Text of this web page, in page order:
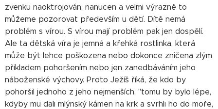
zvenku naoktrojován, nanucen a velmi výrazně to
můžeme pozorovat především u dětí. Dítě nemá
problém s vírou. S vírou mají problém pak jen dospělí.
Ale ta dětská víra je jemná a křehká rostlinka, která
může být lehce poškozena nebo dokonce zničena zlým
příkladem pohoršením nebo jen zanedbáváním jeho
náboženské výchovy. Proto Ježíš říká, že kdo by
pohoršil jednoho z jeho nejmenších, "tomu by bylo lépe,
kdyby mu dali mlýnský kámen na krk a svrhli ho do moře,